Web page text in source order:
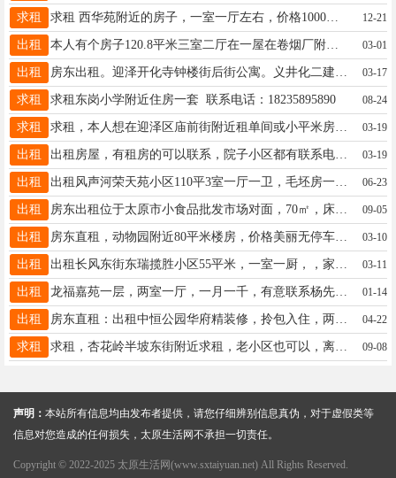
求租 求租 西华苑附近的房子，一室一厅左右，价格1000以内，高层老小区都可以 阳面的，联系电话19135618100 12-21
出租 本人有个房子120.8平米三室二厅在一屋在卷烟厂附近，要出租价格面意联系电话15536837265钟女士 03-01
出租 03-17
求租 求租东岗小学附近住房一套 联系电话：18235895890 08-24
求租 求租，本人想在迎泽区庙前街附近租单间或小平米房，电话联系16603459971 03-19
出租 出租房屋，有租房的可以联系，院子小区都有联系电话13383514576位置宋环村 03-19
出租 出租风声河荣天苑小区110平3室一厅一卫，毛坯房一层，可以住也可以当库房出入方便，价格便宜需要的联系15103415011 06-23
出租 房东出租位于太原市小食品批发市场对面，70㎡，床，柜子，冰箱，热水器等简单家具 电话：15383400255 09-05
出租 房东直租，动物园附近80平米楼房，价格美丽无停车费，电话13403402035 03-10
出租 03-11
出租 龙福嘉苑一层，两室一厅，一月一千，有意联系杨先生15234000779 01-14
出租 04-22
求租 求租，杏花岭半坡东街附近求租，老小区也可以，离2号线近点 两室一厅，要有独立厨房、燃气灶，家电齐全，预算1000元左右 看家里情况，拎包入住，家里干净，中介勿扰，谢谢13015336693 09-08
声明： 本站所有信息均由发布者提供，请您仔细辨别信息真伪，对于虚假类等
信息对您造成的任何损失，太原生活网不承担一切责任。
Copyright © 2022-2025 太原生活网(www.sxtaiyuan.net) All Rights Reserved.